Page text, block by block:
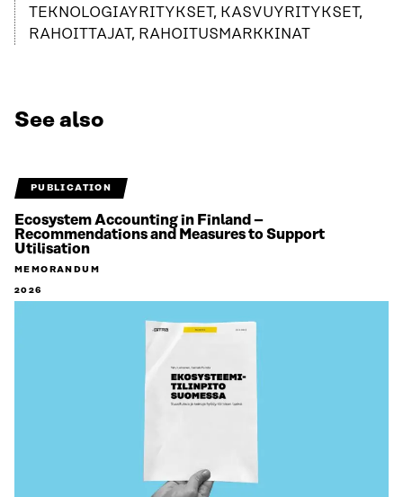
TEKNOLOGIAYRITYKSET, KASVUYRITYKSET,
RAHOITTAJAT, RAHOITUSMARKKINAT
See also
PUBLICATION
Ecosystem Accounting in Finland –
Recommendations and Measures to Support
Utilisation
MEMORANDUM
2026